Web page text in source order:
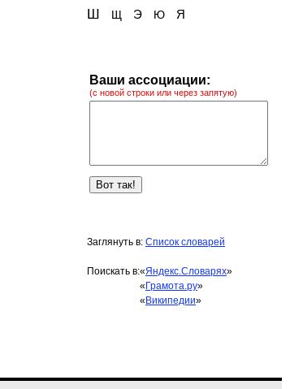
Ш Щ Э Ю Я
Ваши ассоциации:
(с новой строки или через запятую)
Заглянуть в: Список словарей
Поискать в:«Яндекс.Словарях»
« Грамота.ру»
« Википедии»